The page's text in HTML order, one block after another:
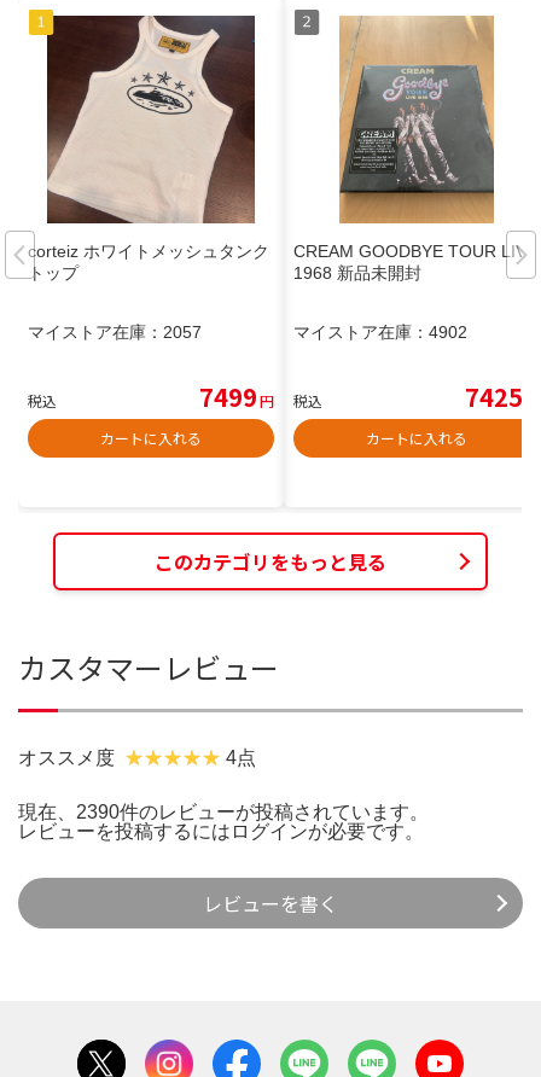
corteiz ホワイトメッシュタンク
トップ
マイストア在庫： 2057
税込 7499円
カートに入れる
CREAM GOODBYE TOUR LIVE
1968 新品未開封
マイストア在庫： 4902
税込 7425
カートに入れる
このカテゴリをもっと見る
カスタマーレビュー
オススメ度 4点
現在、2390件のレビューが投稿されています。
レビューを投稿するには ログインが必要です。
レビューを書く